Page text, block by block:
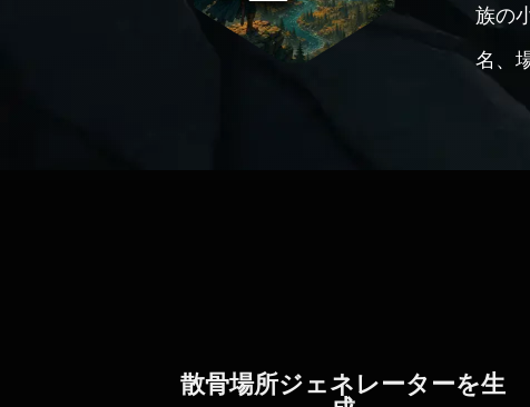
族の
名、
散骨場所ジェネレーターを生